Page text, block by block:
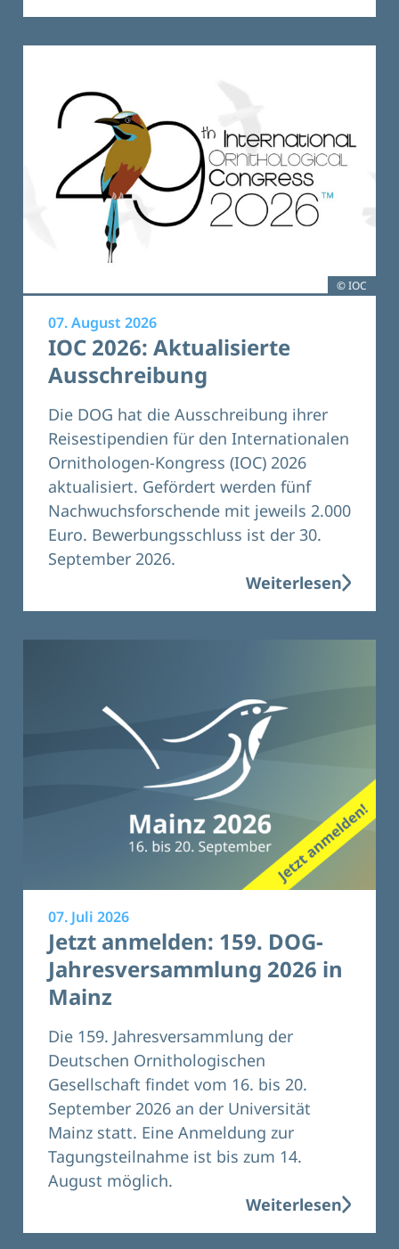
© IOC
07. August 2026
IOC 2026: Aktualisierte
Ausschreibung
Die DOG hat die Ausschreibung ihrer
Reisestipendien für den Internationalen
Ornithologen-Kongress (IOC) 2026
aktualisiert. Gefördert werden fünf
Nachwuchsforschende mit jeweils 2.000
Euro. Bewerbungsschluss ist der 30.
September 2026.
Weiterlesen
07. Juli 2026
Jetzt anmelden: 159. DOG-
Jahresversammlung 2026 in
Mainz
Die 159. Jahresversammlung der
Deutschen Ornithologischen
Gesellschaft findet vom 16. bis 20.
September 2026 an der Universität
Mainz statt. Eine Anmeldung zur
Tagungsteilnahme ist bis zum 14.
August möglich.
Weiterlesen